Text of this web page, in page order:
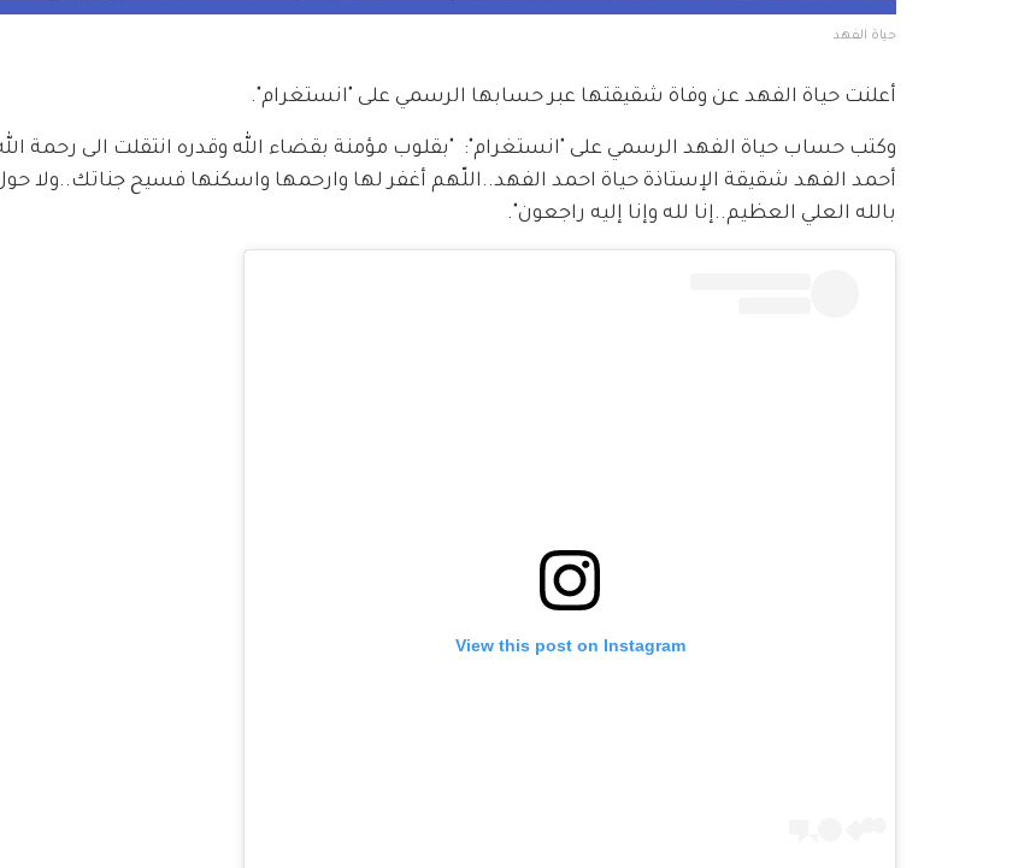
حياة الفهد
أعلنت حياة الفهد عن وفاة شقيقتها عبر حسابها الرسمي على "انستغرام".
وكتب حساب حياة الفهد الرسمي على "انستغرام":  "بقلوب مؤمنة بقضاء الله وقدره انتقلت الى رحمة
أحمد الفهد شقيقة الإستاذة حياة احمد الفهد..اللّهم أغفر لها وارحمها واسكنها فسيح جناتك..ولا حول
بالله العلي العظيم..إنا لله وإنا إليه راجعون".
View this post on Instagram